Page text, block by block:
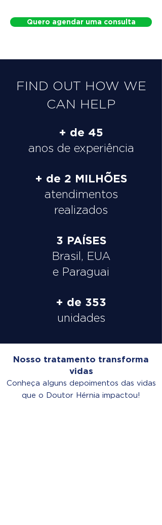
Quero agendar uma consulta
FIND OUT HOW WE
CAN HELP
+ de 45
anos de experiência
+ de 2 MILHÕES
atendimentos
realizados
3 PAÍSES
Brasil, EUA
e Paraguai
+ de 353
unidades
Nosso tratamento transforma
vidas
Conheça alguns depoimentos das vidas
que o Doutor Hérnia impactou!